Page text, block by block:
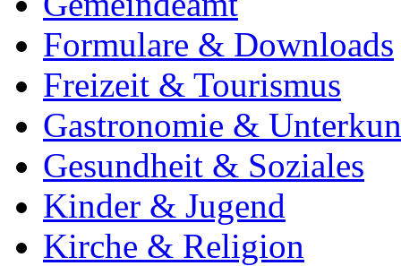
Formulare & Downloads
Freizeit & Tourismus
Gastronomie &
Gesundheit & Soziales
Kinder & Jugend
Kirche & Religion